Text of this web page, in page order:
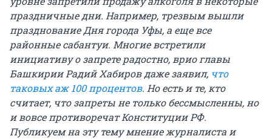
праздничные дни. Например, трезвым вышли
празднование Дня города Уфы, а еще все
районные сабантуи. Многие встретили
инициативу о запрете радостно, врио главы
Башкирии Радий Хабиров даже заявил, что
таковых аж 100 процентов. Но есть и те, кто
считает, что запреты не только бессмысленны, но
и вовсе противоречат Конституции РФ.
Публикуем на эту тему мнение журналиста и